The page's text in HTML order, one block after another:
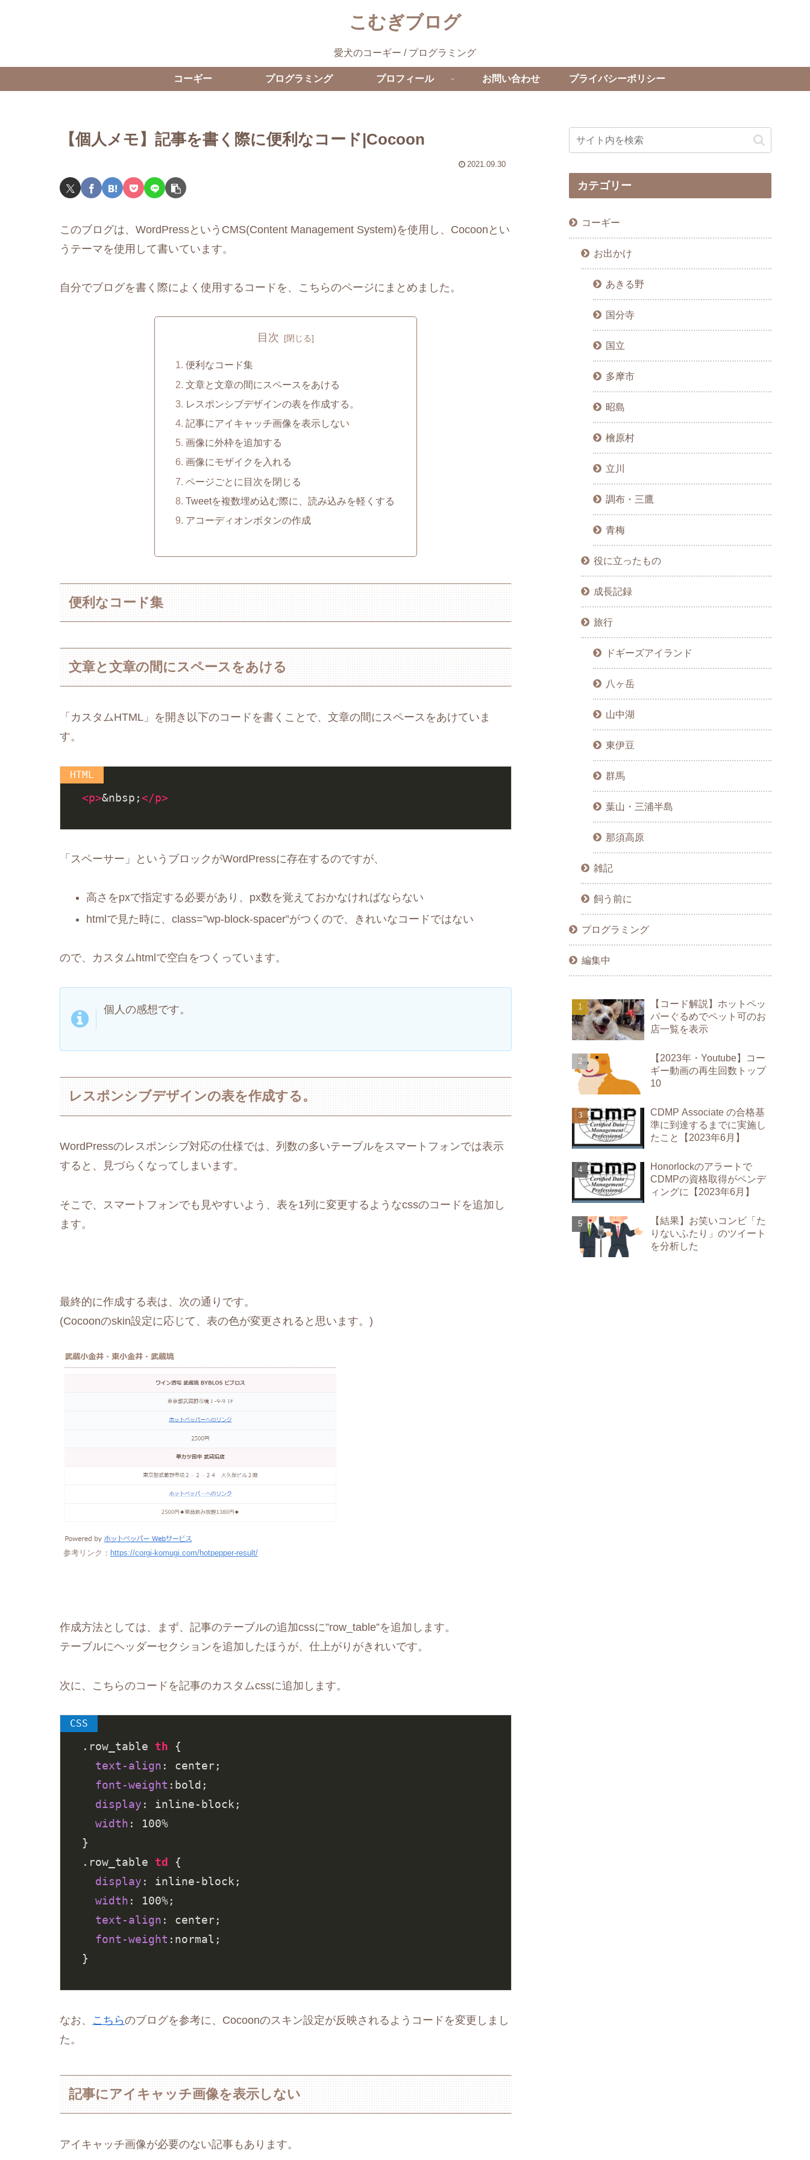
こむぎブログ
愛犬のコーギー / プログラミング
コーギー プログラミング プロフィール お問い合わせ プライバシーポリシー
【個人メモ】記事を書く際に便利なコード|Cocoon
2021.09.30
このブログは、WordPressというCMS(Content Management System)を使用し、Cocoonとい
うテーマを使用して書いています。
自分でブログを書く際によく使用するコードを、こちらのページにまとめました。
目次
便利なコード集
文章と文章の間にスペースをあける
レスポンシブデザインの表を作成する。
記事にアイキャッチ画像を表示しない
画像に外枠を追加する
画像にモザイクを入れる
ページごとに目次を閉じる
Tweetを複数埋め込む際に、読み込みを軽くする
アコーディオンボタンの作成
便利なコード集
文章と文章の間にスペースをあける
「カスタムHTML」を開き以下のコードを書くことで、文章の間にスペースをあけていま
す。
<p>&nbsp;</p>
「スペーサー」というブロックがWordPressに存在するのですが、
高さをpxで指定する必要があり、px数を覚えておかなければならない
htmlで見た時に、class=”wp-block-spacer”がつくので、きれいなコードではない
ので、カスタムhtmlで空白をつくっています。
個人の感想です。
レスポンシブデザインの表を作成する。
WordPressのレスポンシブ対応の仕様では、列数の多いテーブルをスマートフォンでは表示
すると、見づらくなってしまいます。
そこで、スマートフォンでも見やすいよう、表を1列に変更するようなcssのコードを追加し
ます。
最終的に作成する表は、次の通りです。
(Cocoonのskin設定に応じて、表の色が変更されると思います。)
参考リンク： https://corgi-komugi.com/hotpepper-result/
作成方法としては、まず、記事のテーブルの追加cssに”row_table”を追加します。
テーブルにヘッダーセクションを追加したほうが、仕上がりがきれいです。
次に、こちらのコードを記事のカスタムcssに追加します。
.row_table th {
text-align : center;
font-weight :bold;
display : inline-block;
width : 100%
.row_table
td
{
display : inline-block;
width : 100%;
text-align : center;
font-weight :normal;
}
なお、 こちらのブログを参考に、Cocoonのスキン設定が反映されるようコードを変更しまし
た。
記事にアイキャッチ画像を表示しない
アイキャッチ画像が必要のない記事もあります。
カテゴリー
コーギー
お出かけ
あきる野
国分寺
国立
多摩市
昭島
檜原村
立川
調布・三鷹
青梅
役に立ったもの
成長記録
旅行
ドギーズアイランド
八ヶ岳
山中湖
東伊豆
群馬
葉山・三浦半島
那須高原
雑記
飼う前に
プログラミング
編集中
【コード解説】ホットペッ
パーぐるめでペット可のお
店一覧を表示
【2023年・Youtube】コー
ギー動画の再生回数トップ
10
CDMP Associate の合格基
準に到達するまでに実施し
たこと【2023年6月】
Honorlockのアラートで
CDMPの資格取得がペンデ
ィングに【2023年6月】
【結果】お笑いコンビ「た
りないふたり」のツイート
を分析した